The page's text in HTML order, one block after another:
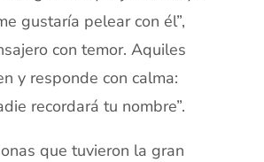
gustaría pelear con él”,
con temor. Aquiles
y responde con calma:
recordará tu nombre”.
que tuvieron la gran